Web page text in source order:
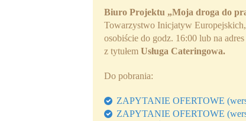
Biuro Projektu „Moja droga do
Towarzystwo Inicjatyw
osobiście do godz. 16:00 lub na
z tytułem Usługa Cateringowa.
Do pobrania:
ZAPYTANIE OFERTOWE
ZAPYTANIE OFERTOWE